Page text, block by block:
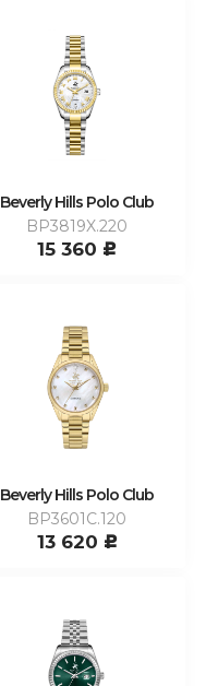
Beverly Hills Polo Club
BP3819X.220
15 360 c
Beverly Hills Polo Club
BP3601C.120
13 620 c